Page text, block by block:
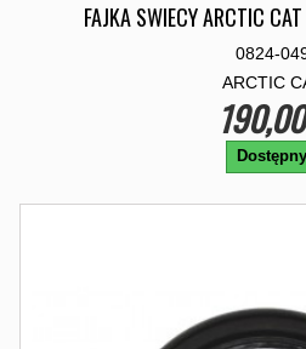
FAJKA SWIECY ARCTIC
0824-
ARCTIC
Dostępny